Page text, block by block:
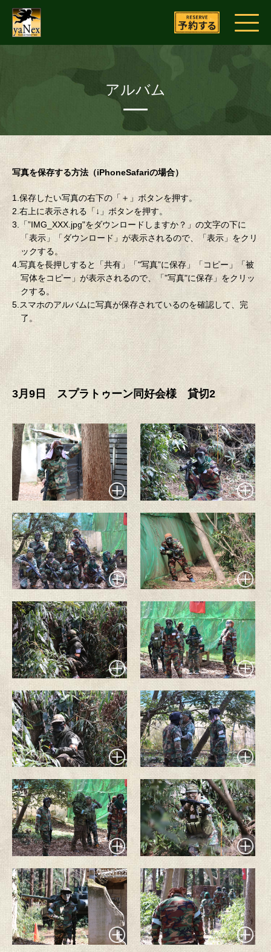
アルバム
写真を保存する方法（iPhoneSafariの場合）
1.保存したい写真の右下の「＋」ボタンを押す。
2.右上に表示される「↓」ボタンを押す。
3.「”IMG_XXX.jpg"をダウンロードしますか？」の文字の下に
「表示」「ダウンロード」が表示されるので、「表示」をクリ
ックする。
4.写真を長押しすると「共有」「"写真”に保存」「コピー」「被
写体をコピー」が表示されるので、「”写真"に保存」をクリッ
クする。
5.スマホのアルバムに写真が保存されているのを確認して、完
了。
3月9日 スプラトゥーン同好会様 貸切2